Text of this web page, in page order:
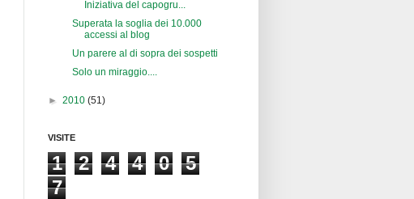
Iniziativa del capogru...
Superata la soglia dei 10.000
accessi al blog
Un parere al di sopra dei sospetti
Solo un miraggio....
► 2010 (51)
VISITE
1 2 4 4 0
5
7